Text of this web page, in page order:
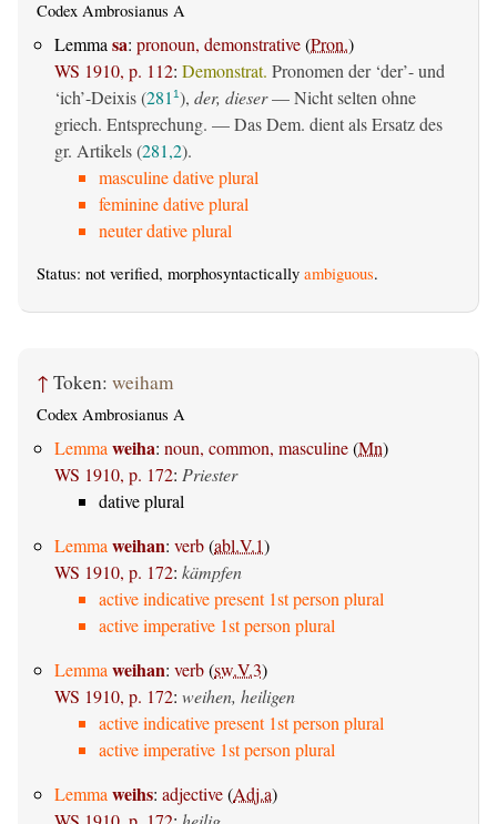
Codex Ambrosianus A
Lemma sa: pronoun, demonstrative(Pron.)
WS 1910, p. 112: Demonstrat. Pronomen der ‘der’- und
‘ich’-Deixis (281 1), der, dieser— Nicht selten ohne
griech. Entsprechung. — Das Dem. dient als Ersatz des
gr. Artikels (281,2).
masculine dative plural
feminine dative plural
neuter dative plural
Status: not verified, morphosyntactically ambiguous.
↑ Token: weiham
Codex Ambrosianus A
Lemmaweiha: noun, common, masculine(Mn)
WS 1910, p. 172: Priester
dative plural
Lemmaweihan: verb(abl.V.1)
WS 1910, p. 172: kämpfen
active indicative present 1st person plural
active imperative 1st person plural
Lemmaweihan: verb(sw.V.3)
WS 1910, p. 172: weihen, heiligen
active indicative present 1st person plural
active imperative 1st person plural
Lemmaweihs: adjective(Adj.a)